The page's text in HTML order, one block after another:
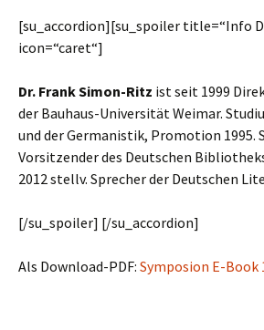
[su_accordion][su_spoiler title=“Info
icon=“caret“]
Dr. Frank Simon-Ritz ist seit 1999
der Bauhaus-Universität Weimar.
und der Germanistik, Promotion 1995.
Vorsitzender des Deutschen
2012 stellv. Sprecher der Deutschen
[/su_spoiler] [/su_accordion]
Als Download-PDF: Symposion E-Book